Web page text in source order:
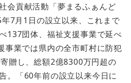
会貢献活動「夢まるふぁんど
7月1日の設立以来、これまで
137団体、福祉支援事業で延べ
事業では県内の全市町村に防犯
贈し、総額2億8300万円超の
。「60年前の設立以来今日に